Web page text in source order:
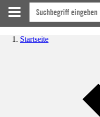
Startseite